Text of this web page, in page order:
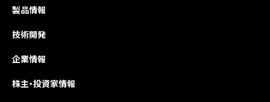
製品情報
技術開発
企業情報
株主・投資家情報